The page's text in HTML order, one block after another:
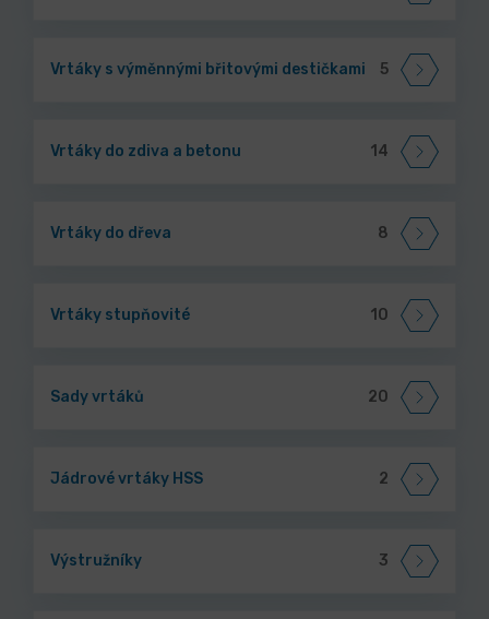
Vrtáky s výměnnými břitovými destičkami 5
Vrtáky do zdiva a betonu 14
Vrtáky do dřeva 8
Vrtáky stupňovité 10
Sady vrtáků 20
Jádrové vrtáky HSS 2
Výstružníky 3